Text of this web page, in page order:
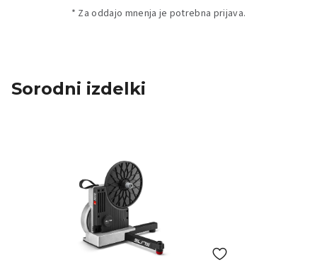
* Za oddajo mnenja je potrebna prijava.
Sorodni izdelki